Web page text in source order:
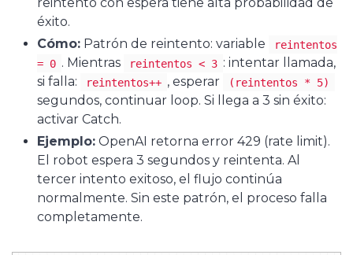
éxito.
Cómo: Patrón de reintento: variable
reintentos
= 0 . Mientras reintentos < 3 : intentar llamada,
si falla:
reintentos++ , esperar (reintentos * 5)
segundos, continuar loop. Si llega a 3 sin éxito:
activar Catch.
Ejemplo: OpenAI retorna error 429 (rate limit).
El robot espera 3 segundos y reintenta. Al
tercer intento exitoso, el flujo continúa
normalmente. Sin este patrón, el proceso falla
completamente.